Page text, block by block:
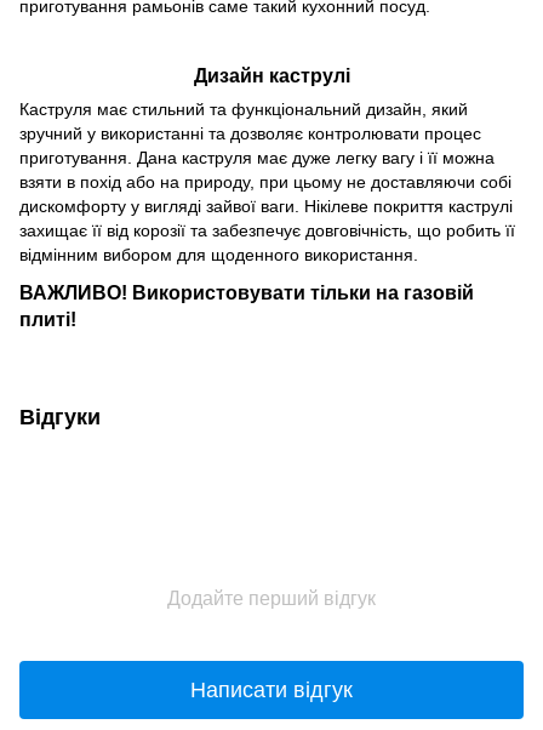
приготування рамьонів саме такий кухонний посуд.
Дизайн каструлі
Каструля має стильний та функціональний дизайн, який
зручний у використанні та дозволяє контролювати процес
приготування. Дана каструля має дуже легку вагу і її можна
взяти в похід або на природу, при цьому не доставляючи собі
дискомфорту у вигляді зайвої ваги. Нікілеве покриття каструлі
захищає її від корозії та забезпечує довговічність, що робить її
відмінним вибором для щоденного використання.
ВАЖЛИВО! Використовувати тільки на газовій
плиті!
Відгуки
Додайте перший відгук
Написати відгук